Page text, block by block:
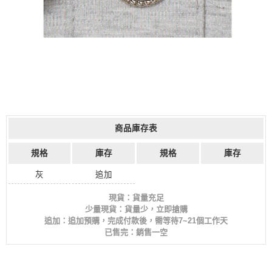
商品庫存表
規格 庫存 規格 庫存
灰 追加
現貨：貨量充足
少量現貨：貨量少，立即搶購
追加：追加預購，完成付款後，需等待7~21個工作天
已售完：銷售一空